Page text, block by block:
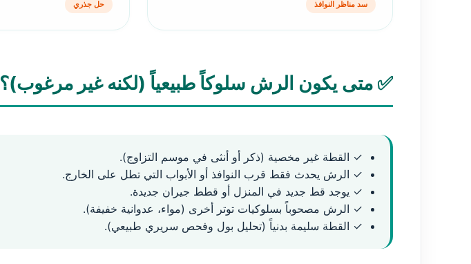
سد مناظر النوافذ حل جذري
✅ متى يكون الرش سلوكاً طبيعياً (لكنه غير مرغوب)؟
✓ القطة غير مخصية (ذكر أو أنثى في موسم التزاوج).
✓ الرش يحدث فقط قرب النوافذ أو الأبواب التي تطل على الخارج.
✓ يوجد قط جديد في المنزل أو قطط جيران جديدة.
✓ الرش مصحوباً بسلوكيات توتر أخرى (مواء، عدوانية خفيفة).
✓ القطة سليمة بدنياً (تحليل بول وفحص سريري طبيعي).